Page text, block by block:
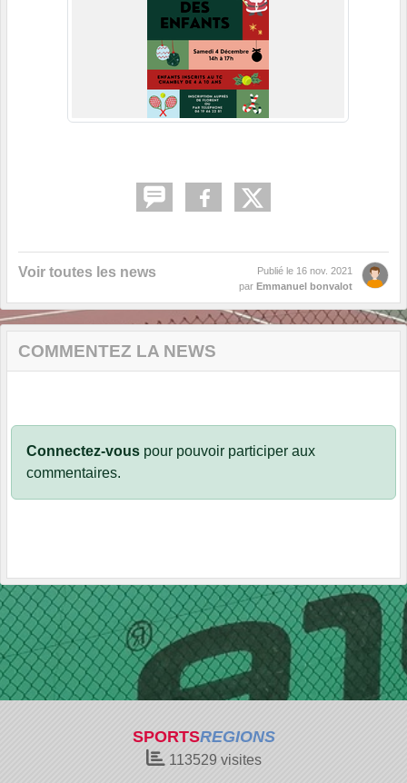
Voir toutes les news Publié le 16 nov. 2021
par Emmanuel bonvalot
COMMENTEZ LA NEWS
Connectez-vous pour pouvoir participer aux
commentaires.
SPORTSREGIONS
113529visites